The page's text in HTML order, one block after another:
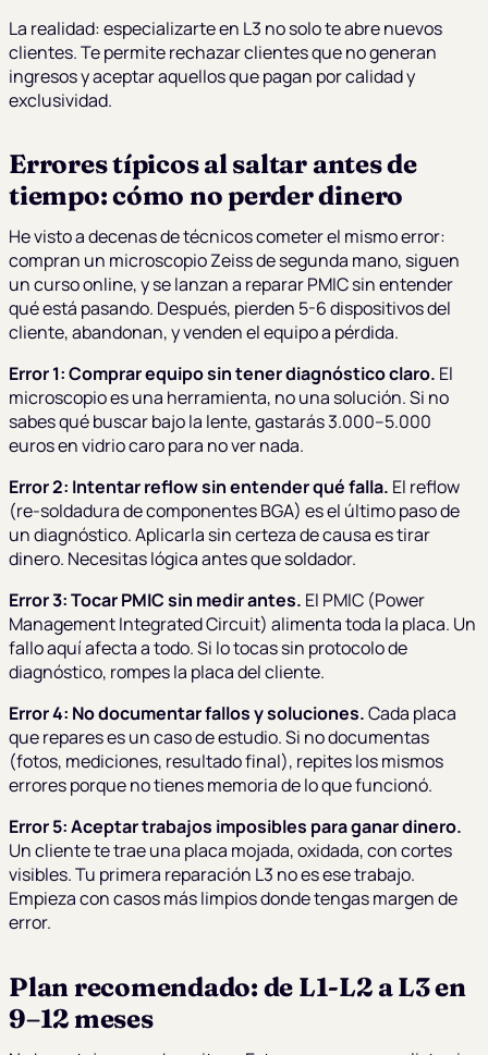
La realidad: especializarte en L3 no solo te abre nuevos
clientes. Te permite rechazar clientes que no generan
ingresos y aceptar aquellos que pagan por calidad y
exclusividad.
Errores típicos al saltar antes de
tiempo: cómo no perder dinero
He visto a decenas de técnicos cometer el mismo error:
compran un microscopio Zeiss de segunda mano, siguen
un curso online, y se lanzan a reparar PMIC sin entender
qué está pasando. Después, pierden 5-6 dispositivos del
cliente, abandonan, y venden el equipo a pérdida.
Error 1: Comprar equipo sin tener diagnóstico claro. El
microscopio es una herramienta, no una solución. Si no
sabes qué buscar bajo la lente, gastarás 3.000–5.000
euros en vidrio caro para no ver nada.
Error 2: Intentar reflow sin entender qué falla. El reflow
(re-soldadura de componentes BGA) es el último paso de
un diagnóstico. Aplicarla sin certeza de causa es tirar
dinero. Necesitas lógica antes que soldador.
Error 3: Tocar PMIC sin medir antes. El PMIC (Power
Management Integrated Circuit) alimenta toda la placa. Un
fallo aquí afecta a todo. Si lo tocas sin protocolo de
diagnóstico, rompes la placa del cliente.
Error 4: No documentar fallos y soluciones.Cada placa
que repares es un caso de estudio. Si no documentas
(fotos, mediciones, resultado final), repites los mismos
errores porque no tienes memoria de lo que funcionó.
Error 5: Aceptar trabajos imposibles para ganar dinero.
Un cliente te trae una placa mojada, oxidada, con cortes
visibles. Tu primera reparación L3 no es ese trabajo.
Empieza con casos más limpios donde tengas margen de
error.
Plan recomendado: de L1-L2 a L3 en
9–12 meses